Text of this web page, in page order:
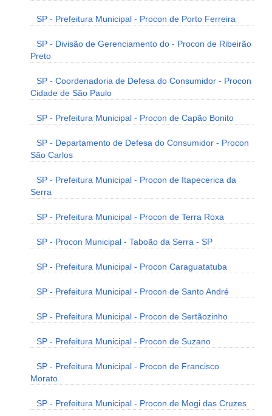
SP - Prefeitura Municipal - Procon de Porto Ferreira
SP - Divisão de Gerenciamento do - Procon de Ribeirão
Preto
SP - Coordenadoria de Defesa do Consumidor - Procon
Cidade de São Paulo
SP - Prefeitura Municipal - Procon de Capão Bonito
SP - Departamento de Defesa do Consumidor - Procon
São Carlos
SP - Prefeitura Municipal - Procon de Itapecerica da
Serra
SP - Prefeitura Municipal - Procon de Terra Roxa
SP - Procon Municipal - Taboão da Serra - SP
SP - Prefeitura Municipal - Procon Caraguatatuba
SP - Prefeitura Municipal - Procon de Santo André
SP - Prefeitura Municipal - Procon de Sertãozinho
SP - Prefeitura Municipal - Procon de Suzano
SP - Prefeitura Municipal - Procon de Francisco
Morato
SP - Prefeitura Municipal - Procon de Mogi das Cruzes